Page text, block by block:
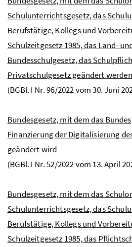
Schulunterrichtsgesetz, das
Berufstätige, Kollegs und
Schulzeitgesetz 1985, das Land-
Bundesschulgesetz, das
Privatschulgesetz geändert werden
(BGBl. I Nr. 96/2022 vom 30. Juni
Bundesgesetz, mit dem das
Finanzierung der Digitalisierung
geändert wird
(BGBl. I Nr. 52/2022 vom 13. April
Bundesgesetz, mit dem das
Schulunterrichtsgesetz, das
Berufstätige, Kollegs und
Schulzeitgesetz 1985, das